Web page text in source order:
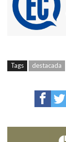
Tags destacada